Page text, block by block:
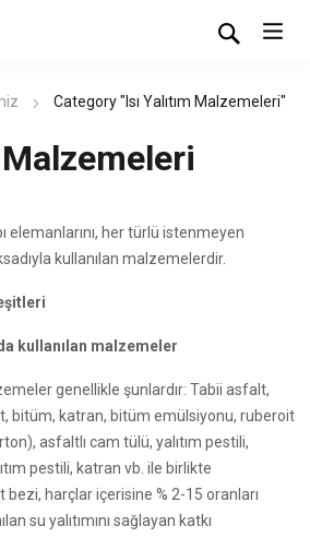
Category "Isı Yalıtım Malzemeleri"
Malzemeleri
elemanlarını, her türlü istenmeyen
kullanılan malzemelerdir.
kullanılan malzemeler
genellikle şunlardır: Tabii asfalt,
bitüm, katran, bitüm emülsiyonu, ruberoit
asfaltlı cam tülü, yalıtım pestili,
pestili, katran vb. ile birlikte
bezi, harçlar içerisine % 2-15 oranları
su yalıtımını sağlayan katkı